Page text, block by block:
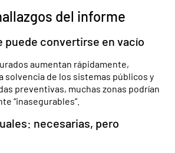
del informe
puede convertirse en vacío
aumentan rápidamente,
solvencia de los sistemas públicos y
preventivas, muchas zonas podrían
“inasegurables”.
necesarias, pero